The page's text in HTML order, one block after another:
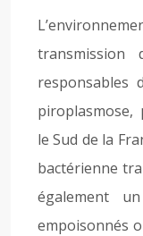
transmission
responsables
piroplasmose,
le Sud de la
bactérienne
également
empoisonnés